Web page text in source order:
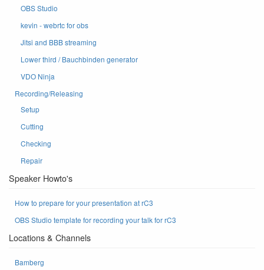
OBS Studio
kevin - webrtc for obs
Jitsi and BBB streaming
Lower third / Bauchbinden generator
VDO Ninja
Recording/Releasing
Setup
Cutting
Checking
Repair
Speaker Howto's
How to prepare for your presentation at rC3
OBS Studio template for recording your talk for rC3
Locations & Channels
Bamberg